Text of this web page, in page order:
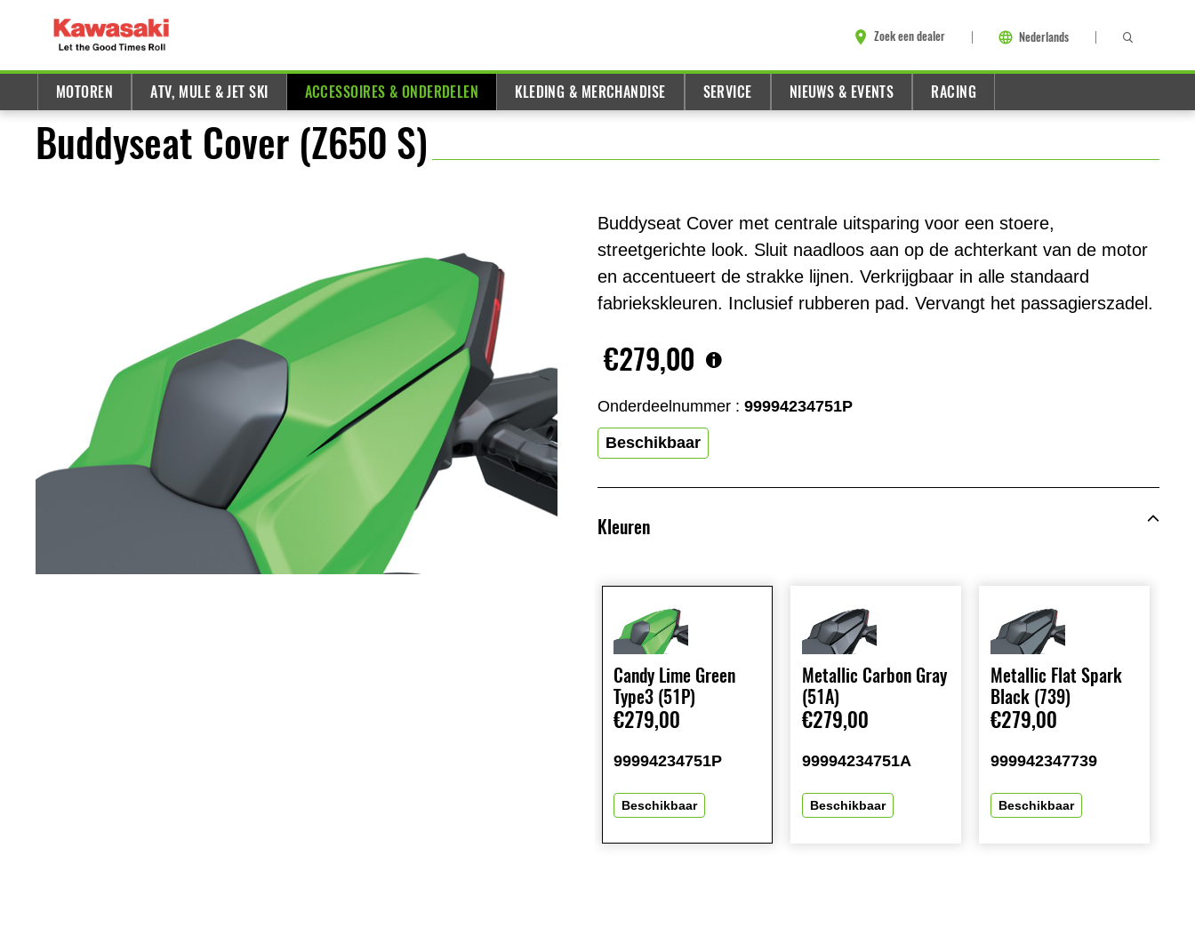
Zoek een dealer Nederlands
MOTOREN ATV, MULE & JET SKI ACCESSOIRES & ONDERDELEN KLEDING & MERCHANDISE SERVICE NIEUWS & EVENTS RACING
Buddyseat Cover (Z650 S)
Buddyseat Cover met centrale uitsparing voor een stoere,
streetgerichte look. Sluit naadloos aan op de achterkant van de motor
en accentueert de strakke lijnen. Verkrijgbaar in alle standaard
fabriekskleuren. Inclusief rubberen pad. Vervangt het passagierszadel.
€279,00
Onderdeelnummer : 99994234751P
Beschikbaar
Kleuren
Candy Lime Green
Type3 (51P)
€279,00
99994234751P
Beschikbaar
Metallic Carbon Gray
(51A)
€279,00
99994234751A
Beschikbaar
Metallic Flat Spark
Black (739)
€279,00
999942347739
Beschikbaar